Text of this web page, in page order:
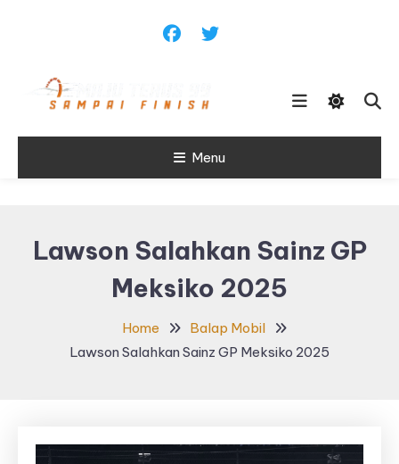
Maju Terus99
Menu
Lawson Salahkan Sainz GP
Meksiko 2025
Home
Balap Mobil
Lawson Salahkan Sainz GP Meksiko 2025